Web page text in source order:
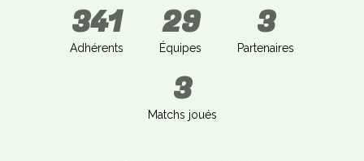
341
Adhérents
29
Équipes
3
Partenaires
3
Matchs joués